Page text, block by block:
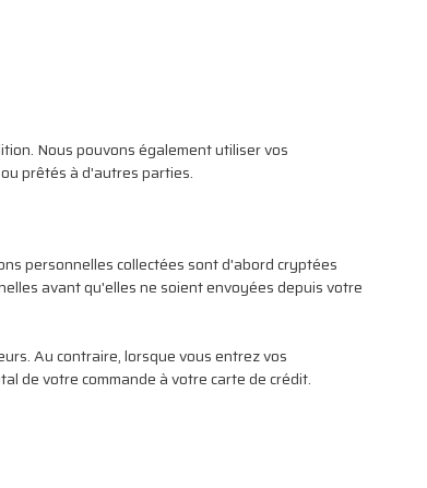
Nous pouvons également utiliser vos
prêtés à d'autres parties.
personnelles collectées sont d'abord cryptées
avant qu'elles ne soient envoyées depuis votre
Au contraire, lorsque vous entrez vos
de votre commande à votre carte de crédit.